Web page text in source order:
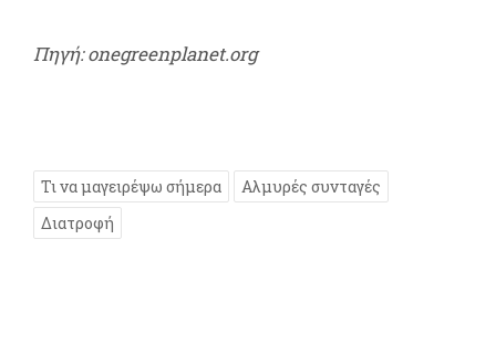
Πηγή: onegreenplanet.org
Τι να μαγειρέψω σήμερα
Αλμυρές συνταγές
Διατροφή